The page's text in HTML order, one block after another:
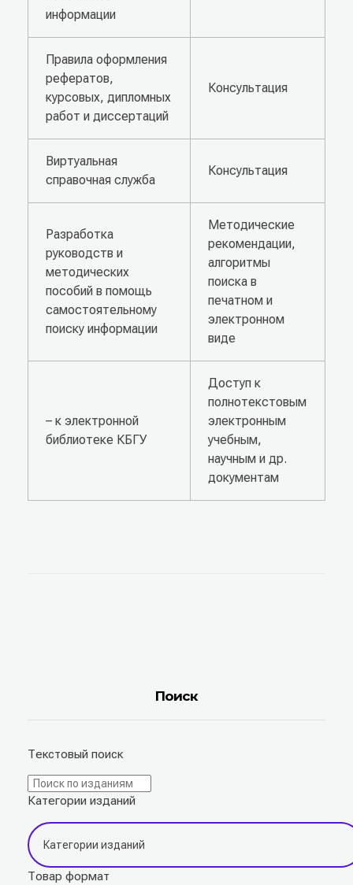
информации
Правила оформления
рефератов,
курсовых, дипломных
работ и диссертаций
Консультация
Виртуальная
справочная служба
Консультация
Разработка
руководств и
методических
пособий в помощь
самостоятельному
поиску информации
Методические
рекомендации,
алгоритмы
поиска в
печатном и
электронном
виде
– к электронной
библиотеке КБГУ
Доступ к
полнотекстовым
электронным
учебным,
научным и др.
документам
Поиск
Текстовый поиск
Категории изданий
Товар формат